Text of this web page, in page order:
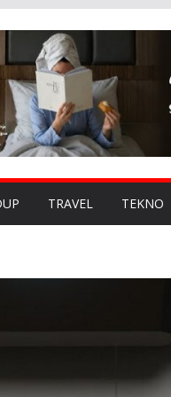
TRAVEL TEKNO